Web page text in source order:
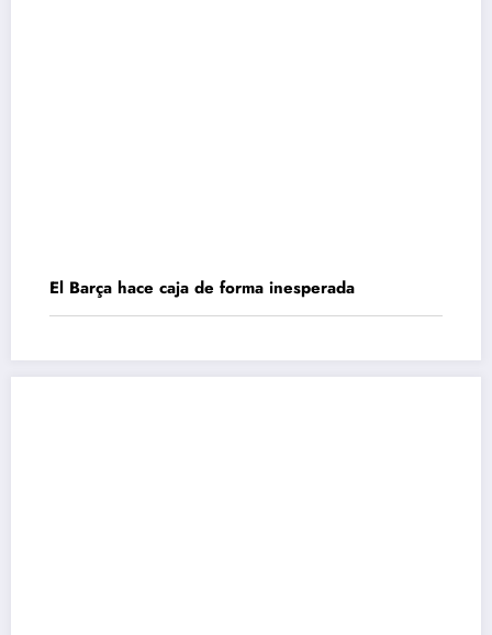
El Barça hace caja de forma inesperada